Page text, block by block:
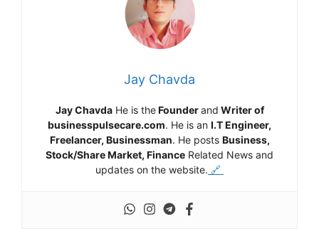
Jay Chavda
Jay ChavdaHe is theFounderand Writer of
businesspulsecare.com. He is an I.T Engineer,
Freelancer, Businessman. He posts Business,
Stock/Share Market, Finance Related News and
updates on the website. 🔗